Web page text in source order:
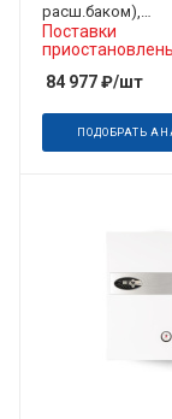
расш.баком),
погодозависимое
управление 3х380
Поставки
84 977₽/шт
ПОДОБРАТЬ